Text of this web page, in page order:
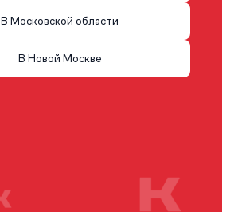
В Московской области
В Новой Москве